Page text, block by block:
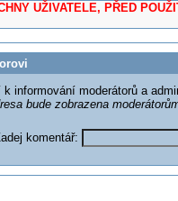
PŘED
informování moderátorů a
bude zobrazena
komentář: